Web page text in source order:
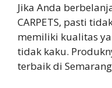
Jika Anda
CARPETS, pasti
memiliki kualitas
tidak kaku.
terbaik di